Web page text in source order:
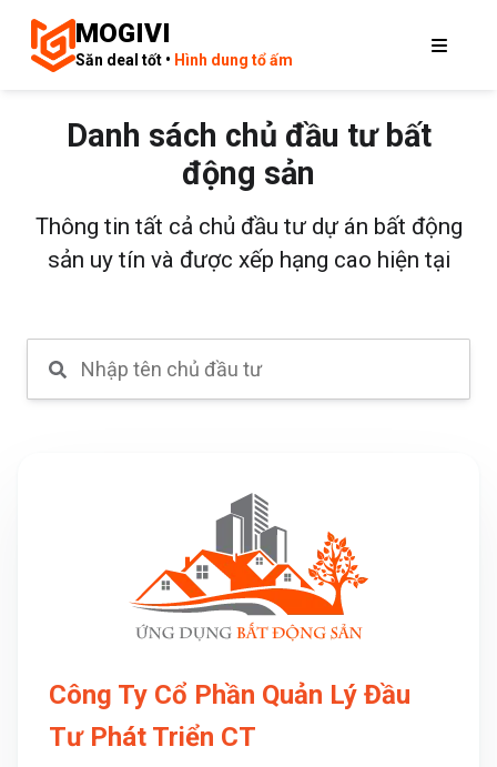
MOGIVI
Săn deal tốt • Hình dung tổ ấm
Danh sách chủ đầu tư bất
động sản
Thông tin tất cả chủ đầu tư dự án bất động
sản uy tín và được xếp hạng cao hiện tại
Công Ty Cổ Phần Quản Lý Đầu
Tư Phát Triển CT